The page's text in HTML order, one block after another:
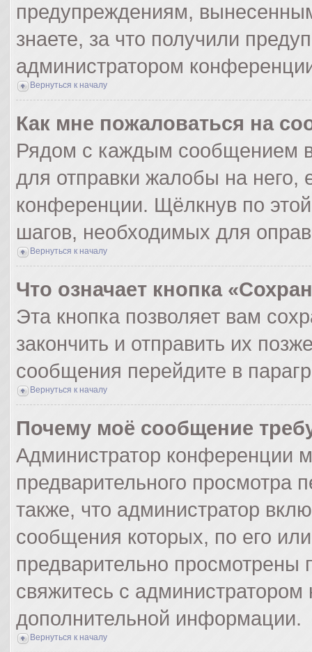
предупреждениям,
знаете, за что получили
администратором
Вернуться к началу
Как мне пожаловаться на
Рядом с каждым сообщением
для отправки жалобы на него,
конференции. Щёлкнув по
шагов, необходимых для
Вернуться к началу
Что означает кнопка
Эта кнопка позволяет вам
закончить и отправить их
сообщения перейдите в
Вернуться к началу
Почему моё сообщение
Администратор конференции
предварительного просмотра
также, что администратор
сообщения которых, по его
предварительно просмотрены
свяжитесь с
дополнительной информации.
Вернуться к началу